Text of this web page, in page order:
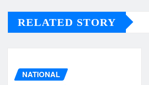
RELATED STORY
NATIONAL